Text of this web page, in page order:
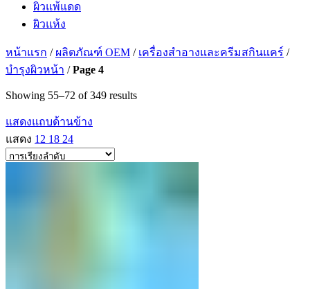
ผิวแพ้แดด
ผิวแห้ง
หน้าแรก / ผลิตภัณฑ์ OEM / เครื่องสำอางและครีมสกินแคร์ /
บำรุงผิวหน้า /Page 4
Showing 55–72 of 349 results
แสดงแถบด้านข้าง
แสดง 12 18 24